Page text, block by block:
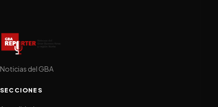
Noticias del GBA
SECCIONES